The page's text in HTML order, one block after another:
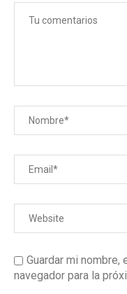
Guardar mi
navegador para la